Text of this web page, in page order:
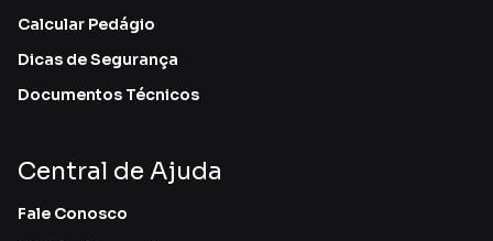
Calcular Pedágio
Dicas de Segurança
Documentos Técnicos
Central de Ajuda
Fale Conosco